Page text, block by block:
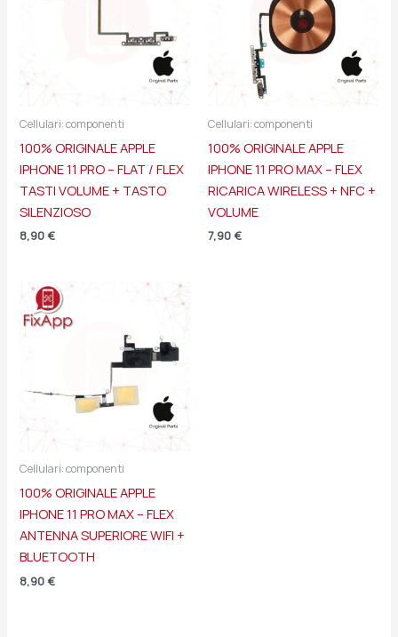
Cellulari: componenti
100% ORIGINALE APPLE
IPHONE 11 PRO – FLAT / FLEX
TASTI VOLUME + TASTO
SILENZIOSO
8,90 €
Cellulari: componenti
100% ORIGINALE APPLE
IPHONE 11 PRO MAX – FLEX
RICARICA WIRELESS + NFC +
VOLUME
7,90 €
Cellulari: componenti
100% ORIGINALE APPLE
IPHONE 11 PRO MAX – FLEX
ANTENNA SUPERIORE WIFI +
BLUETOOTH
8,90 €